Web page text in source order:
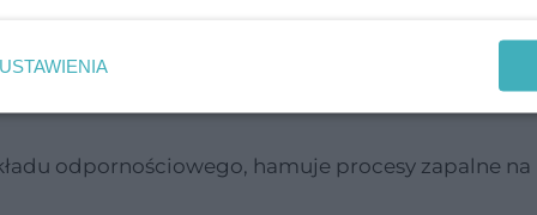
pomaga w utrzymaniu stabilnego poziomu
kości, obok wapnia i witaminy D, jego niedobór
odpornościowego, hamuje procesy zapalne na
USTAWIENIA